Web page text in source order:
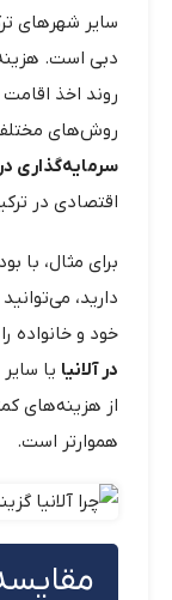
سایر شهرهای
دبی است.
روند اخذ
روش‌های
سرمایه‌گذاری
اقتصادی در
برای مثال، با
دارید،
خود و خانواده
در آلانیا یا
از هزینه‌های
هموارتر است.